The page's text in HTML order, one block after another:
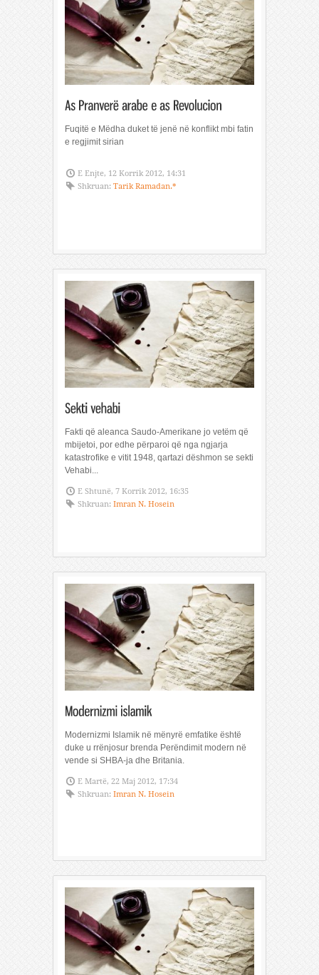
Fuqitë e Mëdha duket të jenë në konflikt mbi fatin
e regjimit sirian
E Enjte, 12 Korrik 2012, 14:31
Shkruan: Tarik Ramadan.*
Fakti që aleanca Saudo-Amerikane jo vetëm që
mbijetoi, por edhe përparoi që nga ngjarja
katastrofike e vitit 1948, qartazi dëshmon se sekti
Vehabi...
E Shtunë, 7 Korrik 2012, 16:35
Shkruan: Imran N. Hosein
Modernizmi Islamik në mënyrë emfatike është
duke u rrënjosur brenda Perëndimit modern në
vende si SHBA-ja dhe Britania.
E Martë, 22 Maj 2012, 17:34
Shkruan: Imran N. Hosein